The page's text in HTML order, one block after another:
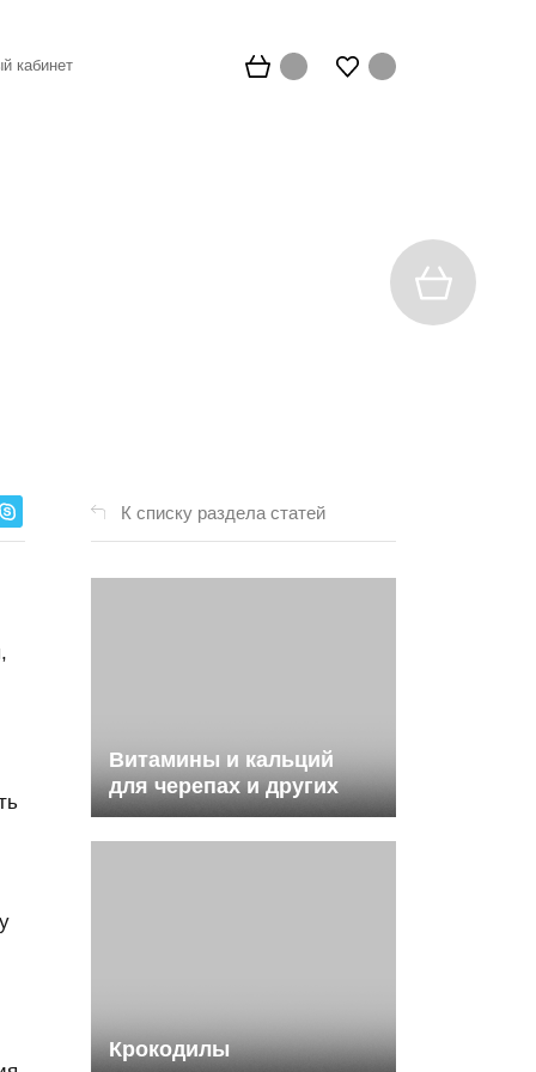
кабинет
К списку раздела статей
Витамины и кальций
для черепах и других
рептилий: что купить?
Крокодилы